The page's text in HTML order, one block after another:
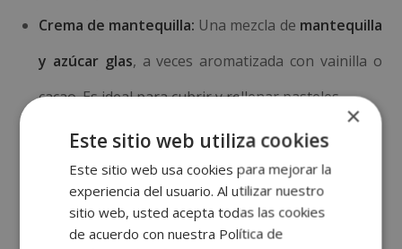
Crema de mantequilla: Una mezcla de mantequilla
y azúcar glas, a veces aromatizada con vainilla o
cacao. Es ideal para cubrir y rellenar pasteles.
Cubiteras y baños
Las cubiertas y baños son esenciales para
acabado profesional a los postres
×
Este sitio web utiliza cookies
Este sitio web usa cookies para mejorar la
experiencia del usuario. Al utilizar nuestro
sitio web, usted acepta todas las cookies
de acuerdo con nuestra Política de